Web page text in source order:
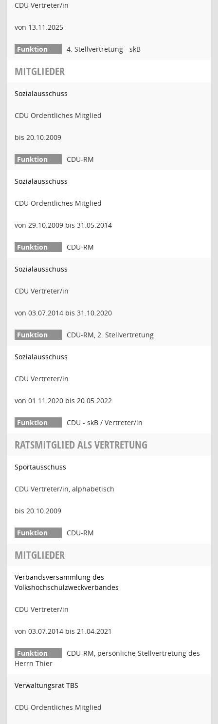
CDU Vertreter/in
von 13.11.2025
4. Stellvertretung - skB
MITGLIEDER
Sozialausschuss
CDU Ordentliches Mitglied
bis 20.10.2009
CDU-RM
Sozialausschuss
CDU Ordentliches Mitglied
von 29.10.2009 bis 31.05.2014
CDU-RM
Sozialausschuss
CDU Vertreter/in
von 03.07.2014 bis 31.10.2020
CDU-RM, 2. Stellvertretung
Sozialausschuss
CDU Vertreter/in
von 01.11.2020 bis 20.05.2022
CDU - skB / Vertreter/in
RATSMITGLIED ALS VERTRETUNG
Sportausschuss
CDU Vertreter/in, alphabetisch
bis 20.10.2009
CDU-RM
MITGLIEDER
Verbandsversammlung des
Volkshochschulzweckverbandes
CDU Vertreter/in
von 03.07.2014 bis 21.04.2021
CDU-RM, persönliche Stellvertretung des
Herrn Thier
Verwaltungsrat TBS
CDU Ordentliches Mitglied